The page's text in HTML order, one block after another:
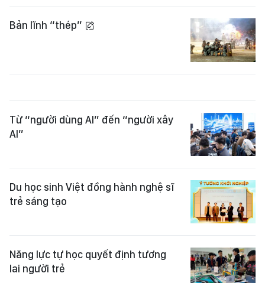
Bản lĩnh “thép”
Từ “người dùng AI” đến “người xây
AI”
Du học sinh Việt đồng hành nghệ sĩ
trẻ sáng tạo
Năng lực tự học quyết định tương
lai người trẻ